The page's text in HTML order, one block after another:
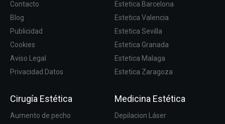
Contacto
Blog
Publicidad
Cookies
Aviso Legal
Privacidad Datos
Estetica Barcelona
Estetica Valencia
Estetica Sevilla
Estetica Granada
Estetica Malaga
Estetica Zaragoza
Cirugía Estética
Aumento de pecho
Medicina Estética
Depilacion Láser